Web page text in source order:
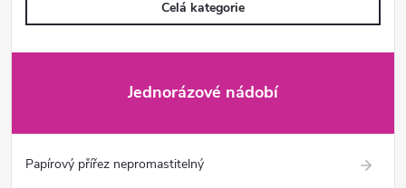
Celá kategorie
Jednorázové nádobí
Papírový přířez nepromastitelný